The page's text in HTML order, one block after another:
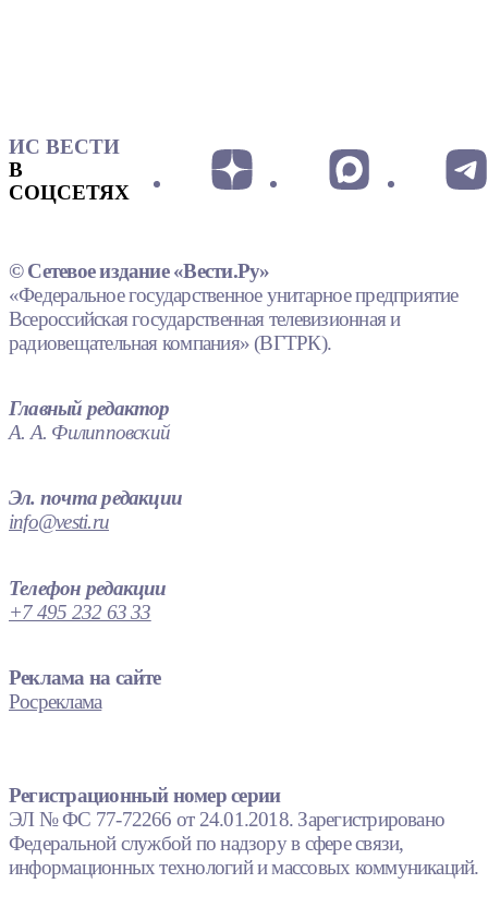
ИС ВЕСТИ
В
СОЦСЕТЯХ
© Сетевое издание «Вести.Ру»
«Федеральное государственное унитарное предприятие
Всероссийская государственная телевизионная и
радиовещательная компания» (ВГТРК).
Главный редактор
А. А. Филипповский
Эл. почта редакции
info@vesti.ru
Телефон редакции
+7 495 232 63 33
Реклама на сайте
Росреклама
Регистрационный номер серии
ЭЛ № ФС 77-72266 от 24.01.2018. Зарегистрировано
Федеральной службой по надзору в сфере связи,
информационных технологий и массовых коммуникаций.